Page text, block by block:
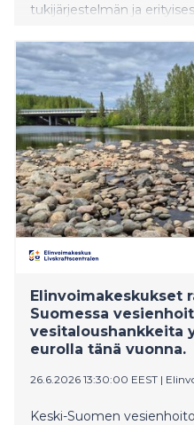
tukijärjestelmän ja
viljelijälle ei ilmoiteta.
Elinvoimakeskukset
Suomessa
vesitaloushankkeita
eurolla tänä vuonna.
26.6.2026 13:30:00 EEST |
Keski-Suomen